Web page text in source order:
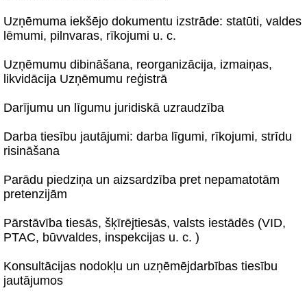
Uzņēmuma iekšējo dokumentu izstrāde: statūti, valdes
lēmumi, pilnvaras, rīkojumi u. c.
Uzņēmumu dibināšana, reorganizācija, izmaiņas,
likvidācija Uzņēmumu reģistrā
Darījumu un līgumu juridiskā uzraudzība
Darba tiesību jautājumi: darba līgumi, rīkojumi, strīdu
risināšana
Parādu piedziņa un aizsardzība pret nepamatotām
pretenzijām
Pārstāvība tiesās, šķīrējtiesās, valsts iestādēs (VID,
PTAC, būvvaldes, inspekcijas u. c. )
Konsultācijas nodokļu un uzņēmējdarbības tiesību
jautājumos